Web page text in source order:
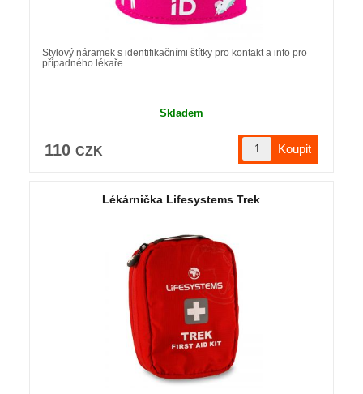
Stylový náramek s identifikačními štítky pro kontakt a info pro
případného lékaře.
Skladem
110 CZK
Lékárnička Lifesystems Trek